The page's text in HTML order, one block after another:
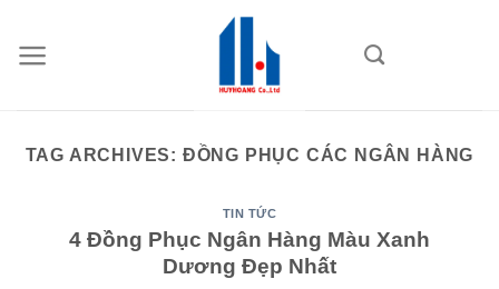
content
TAG ARCHIVES: ĐỒNG PHỤC CÁC NGÂN HÀNG
TIN TỨC
4 Đồng Phục Ngân Hàng Màu Xanh
Dương Đẹp Nhất